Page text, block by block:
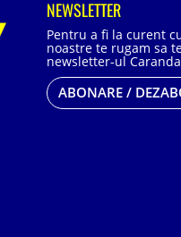
NEWSLETTER
Pentru a fi la curent
noastre te rugam sa
newsletter-ul
ABONARE /